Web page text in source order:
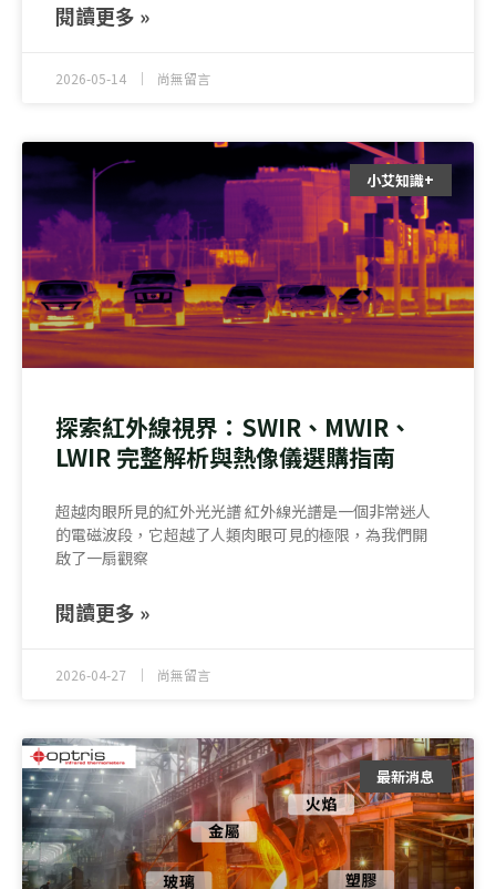
閱讀更多 »
2026-05-14 尚無留言
小艾知識+
探索紅外線視界：SWIR、MWIR、
LWIR 完整解析與熱像儀選購指南
超越肉眼所見的紅外光光譜 紅外線光譜是一個非常迷人
的電磁波段，它超越了人類肉眼可見的極限，為我們開
啟了一扇觀察
閱讀更多 »
2026-04-27 尚無留言
最新消息